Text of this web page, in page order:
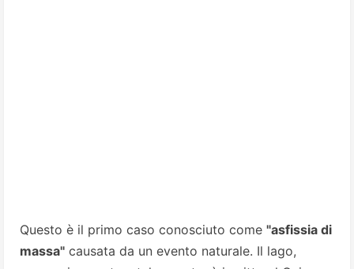
Questo è il primo caso conosciuto come "asfissia di
massa" causata da un evento naturale. Il lago,